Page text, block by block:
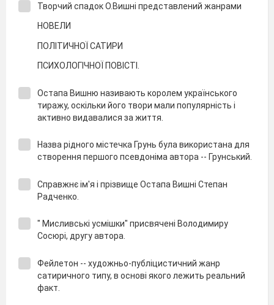
Творчий спадок О.Вишні представлений жанрами
НОВЕЛИ
ПОЛІТИЧНОЇ САТИРИ
ПСИХОЛОГІЧНОЇ ПОВІСТІ.
Остапа Вишню називають королем українського
тиражу, оскільки його твори мали популярність і
активно видавалися за життя.
Назва рідного містечка Грунь була використана для
створення першого псевдоніма автора -- Грунський.
Справжнє ім'я і прізвище Остапа Вишні Степан
Радченко.
" Мисливські усмішки" присвячені Володимиру
Сосюрі, другу автора.
Фейлетон -- художньо-публіцистичний жанр
сатиричного типу, в основі якого лежить реальний
факт.